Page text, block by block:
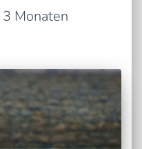
3 Monaten